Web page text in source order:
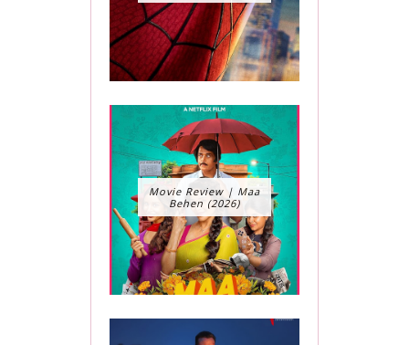
Movie Review | Maa
Behen (2026)